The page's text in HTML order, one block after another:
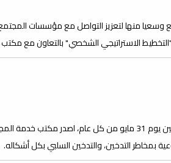
وسعيا منها لتعزيز التواصل مع مؤسسات
الاستراتيجي الشخصي" بالتعاون مع
بمناسبة الاحتفال باليوم العالمي بدون تدخين يوم 31 مايو من كل عام،
بمخاطر التدخين، والتدخين السلبي بكل أشكاله.